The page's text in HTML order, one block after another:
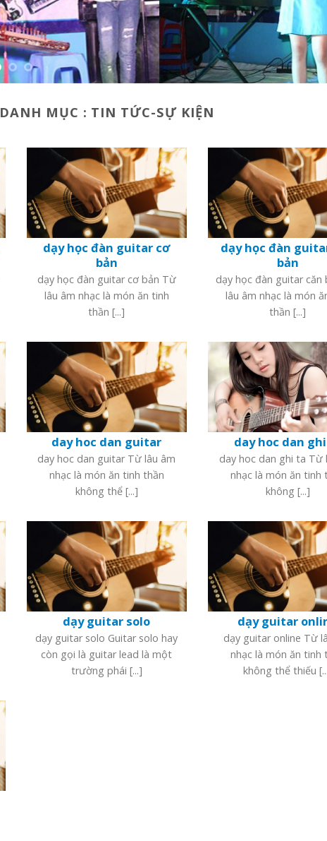
DANH MỤC : TIN TỨC-SỰ KIỆN
dạy học đàn guitar cơ
bản
dạy học đàn guitar cơ bản Từ
lâu âm nhạc là món ăn tinh
thần [...]
dạy học đàn
bản
dạy học đàn guitar căn
lâu âm nhạc là món
thần [...]
day hoc dan guitar
day hoc dan guitar Từ lâu âm
nhạc là món ăn tinh thần
không thể [...]
day hoc dan
day hoc dan ghi ta Từ
nhạc là món ăn tinh
không [...]
dạy guitar solo
dạy guitar solo Guitar solo hay
còn gọi là guitar lead là một
trường phái [...]
dạy guitar
dạy guitar online Từ
nhạc là món ăn tinh
không thể thiếu